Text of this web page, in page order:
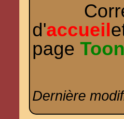
d'accueil
page Toon
Dernière